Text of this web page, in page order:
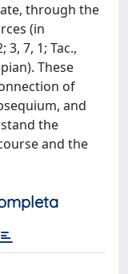
through the
(in
3, 7, 1; Tac.,
These
of
and
the
and the